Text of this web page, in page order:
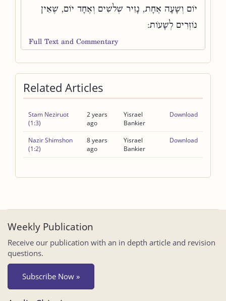
יוֹם וְשָׁעָה אֶחָת, נָזִיר שְׁלשִׁים וְאֶחָד יוֹם, שֶׁאֵין
נוֹזְרִים לְשָׁעוֹת:
Full Text and Commentary
Related Articles
Stam Neziruot
(1:3)
2 years
ago
Yisrael
Bankier
Download
Nazir Shimshon
(1:2)
8 years
ago
Yisrael
Bankier
Download
Weekly Publication
Receive our publication with an in depth article and revision
questions.
Subscribe Now »